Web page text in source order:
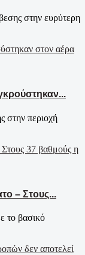
στην ευρύτερη
στην περιοχή
– Στους...
το βασικό